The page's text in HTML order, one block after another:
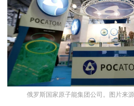
俄罗斯国家原子能集团公司。图片来